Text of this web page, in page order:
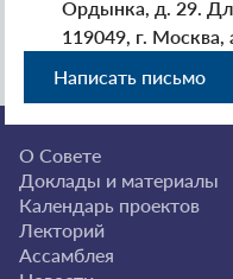
Ордынка, д. 29.
119049, г. Москва,
Написать письмо
О Совете
Доклады и материалы
Календарь проектов
Лекторий
Ассамблея